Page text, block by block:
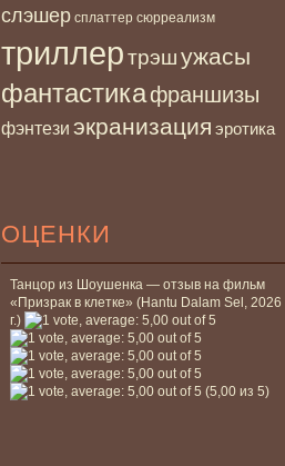
слэшер сплаттер сюрреализм
триллертрэшужасы
фантастикафраншизы
фэнтези экранизация эротика
ОЦЕНКИ
Танцор из Шоушенка — отзыв на фильм
«Призрак в клетке» (Hantu Dalam Sel, 2026
г.)
(5,00 из 5)